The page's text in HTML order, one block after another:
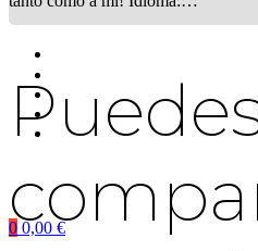
0 0,00 €